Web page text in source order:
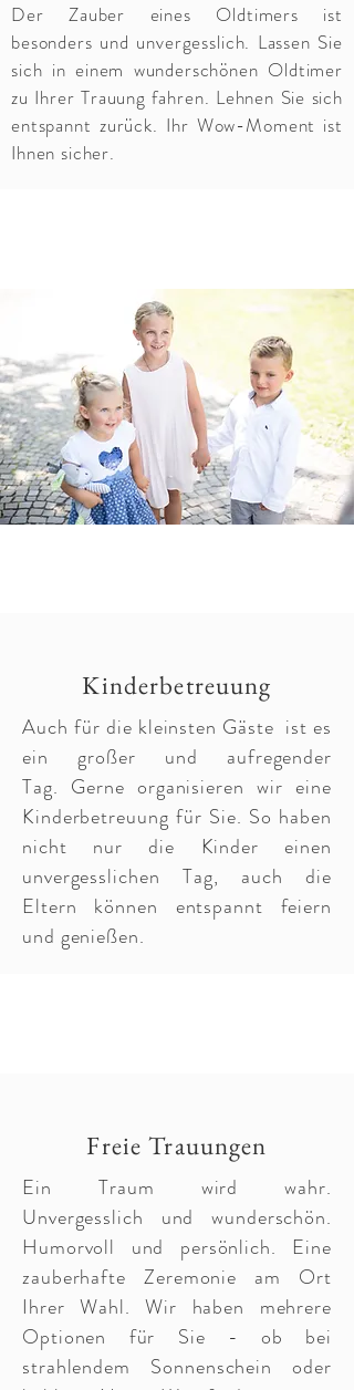
Der Zauber eines Oldtimers ist
besonders und unvergesslich. Lassen Sie
sich in einem wunderschönen Oldtimer
zu Ihrer Trauung fahren. Lehnen Sie sich
entspannt zurück. Ihr Wow-Moment ist
Ihnen sicher.
Kinderbetreuung
Auch für die kleinsten Gäste ist es
ein großer und aufregender
Tag. Gerne organisieren wir eine
Kinderbetreuung für Sie. So haben
nicht nur die Kinder einen
unvergesslichen Tag, auch die
Eltern können entspannt feiern
und genießen.
Freie Trauungen
Ein Traum wird wahr.
Unvergesslich und wunderschön.
Humorvoll und persönlich. Eine
zauberhafte Zeremonie am Ort
Ihrer Wahl. Wir haben mehrere
Optionen für Sie - ob bei
strahlendem Sonnenschein oder